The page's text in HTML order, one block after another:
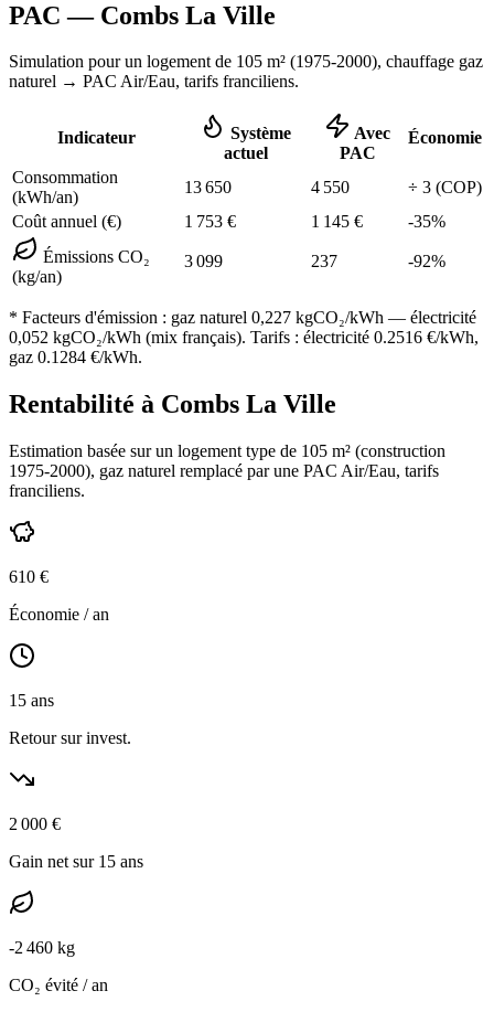
PAC — Combs La Ville
Simulation pour un logement de 105 m² (1975-2000), chauffage gaz
naturel → PAC Air/Eau, tarifs franciliens.
Indicateur
Système
actuel
Avec
PAC
Économie
Consommation
(kWh/an)
13 650 4 550 ÷ 3 (COP)
Coût annuel (€)
1 753 € 1 145 € -35%
Émissions CO₂
(kg/an)
3 099 237 -92%
* Facteurs d'émission : gaz naturel 0,227 kgCO₂/kWh — électricité
0,052 kgCO₂/kWh (mix français). Tarifs : électricité 0.2516 €/kWh,
gaz 0.1284 €/kWh.
Rentabilité à Combs La Ville
Estimation basée sur un logement type de 105 m² (construction
1975-2000), gaz naturel remplacé par une PAC Air/Eau, tarifs
franciliens.
610 €
Économie / an
15 ans
Retour sur invest.
2 000 €
Gain net sur 15 ans
-2 460 kg
CO₂ évité / an